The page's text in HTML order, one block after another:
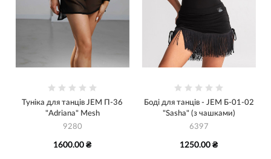
Туніка для танців JEM П-36
"Adriana" Mesh
9280
1600.00 ₴
Боді для танців - JEM Б-01-02
"Sasha" (з чашками)
6397
1250.00 ₴